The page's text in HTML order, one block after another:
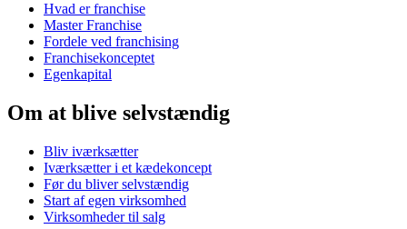
Hvad er franchise
Master Franchise
Fordele ved franchising
Franchisekonceptet
Egenkapital
Om at blive selvstændig
Bliv iværksætter
Iværksætter i et kædekoncept
Før du bliver selvstændig
Start af egen virksomhed
Virksomheder til salg